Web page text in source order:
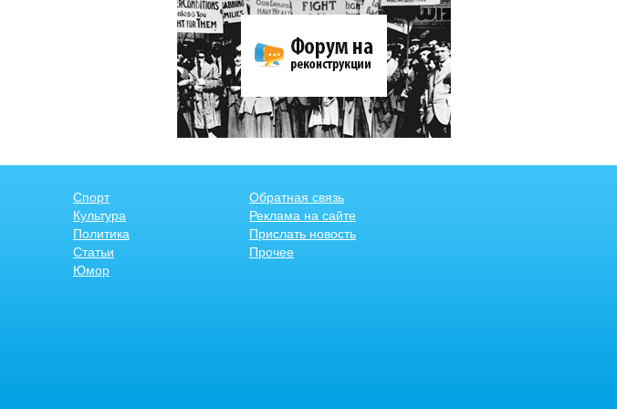
Спорт
Культура
Политика
Статьи
Юмор
Обратная связь
Реклама на сайте
Прислать новость
Прочее